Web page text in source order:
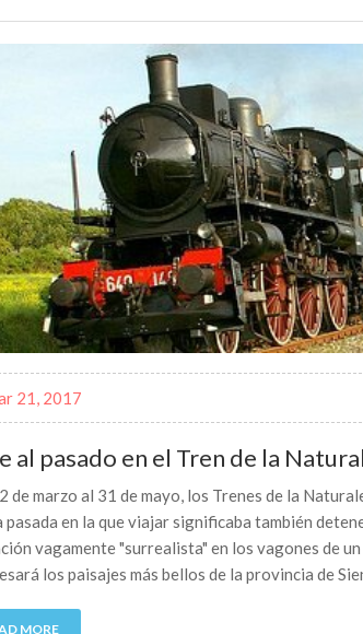
21, 2017
al pasado en el Tren de la
de marzo al 31 de mayo, los Trenes de la
pasada en la que viajar significaba también
vagamente "surrealista" en los vagones de
los paisajes más bellos de la provincia de
MORE